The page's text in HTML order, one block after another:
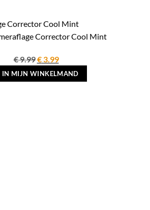
Corrector Cool Mint
€9.99Oorspronkelijke
prijs
was:
€3.99Huidige
prijs
is:
IN MIJN WINKELMAND